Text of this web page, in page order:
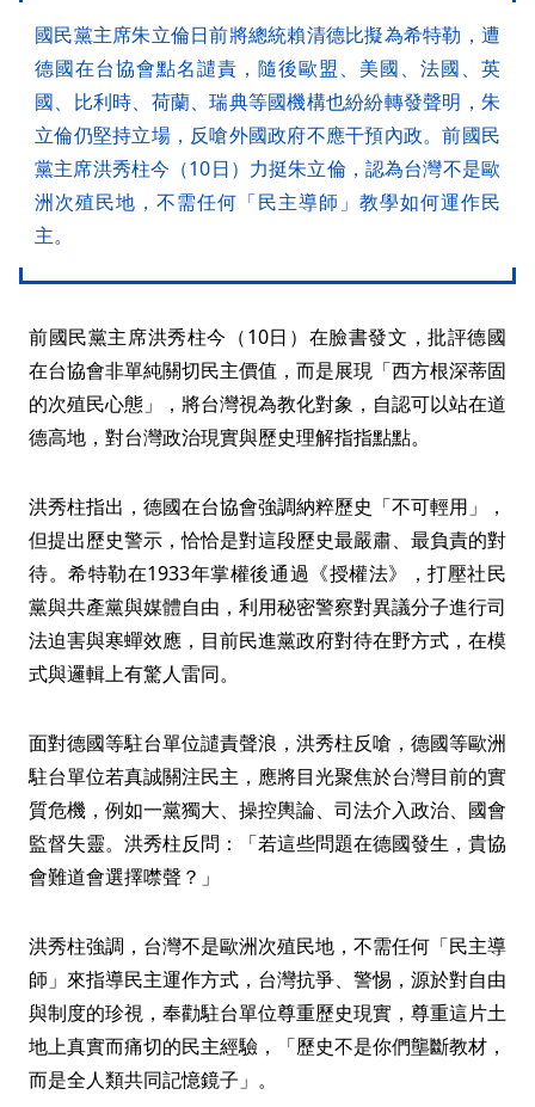
國民黨主席朱立倫日前將總統賴清德比擬為希特勒，遭
德國在台協會點名譴責，隨後歐盟、美國、法國、英
國、比利時、荷蘭、瑞典等國機構也紛紛轉發聲明，朱
立倫仍堅持立場，反嗆外國政府不應干預內政。前國民
黨主席洪秀柱今（10日）力挺朱立倫，認為台灣不是歐
洲次殖民地，不需任何「民主導師」教學如何運作民
主。
前國民黨主席洪秀柱今（10日）在臉書發文，批評德國
在台協會非單純關切民主價值，而是展現「西方根深蒂固
的次殖民心態」，將台灣視為教化對象，自認可以站在道
德高地，對台灣政治現實與歷史理解指指點點。
洪秀柱指出，德國在台協會強調納粹歷史「不可輕用」，
但提出歷史警示，恰恰是對這段歷史最嚴肅、最負責的對
待。希特勒在1933年掌權後通過《授權法》，打壓社民
黨與共產黨與媒體自由，利用秘密警察對異議分子進行司
法迫害與寒蟬效應，目前民進黨政府對待在野方式，在模
式與邏輯上有驚人雷同。
面對德國等駐台單位譴責聲浪，洪秀柱反嗆，德國等歐洲
駐台單位若真誠關注民主，應將目光聚焦於台灣目前的實
質危機，例如一黨獨大、操控輿論、司法介入政治、國會
監督失靈。洪秀柱反問：「若這些問題在德國發生，貴協
會難道會選擇噤聲？」
洪秀柱強調，台灣不是歐洲次殖民地，不需任何「民主導
師」來指導民主運作方式，台灣抗爭、警惕，源於對自由
與制度的珍視，奉勸駐台單位尊重歷史現實，尊重這片土
地上真實而痛切的民主經驗，「歷史不是你們壟斷教材，
而是全人類共同記憶鏡子」。